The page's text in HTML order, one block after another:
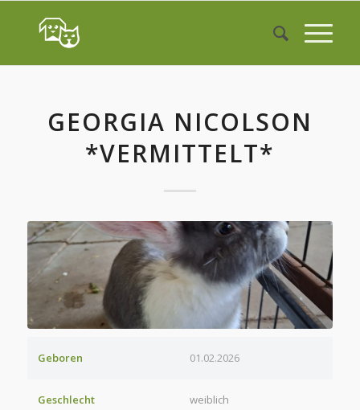
GEORGIA NICOLSON
*VERMITTELT*
Geboren 01.02.2026
Geschlecht weiblich